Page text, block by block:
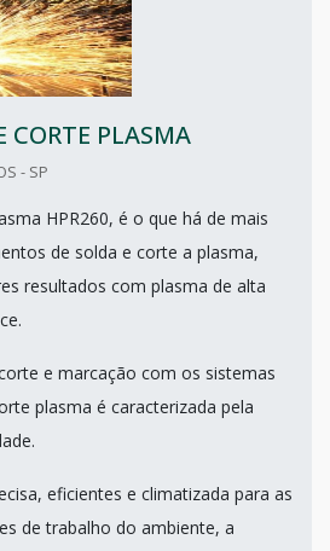
CORTE PLASMA
- SP
HPR260, é o que há de mais
de solda e corte a plasma,
resultados com plasma de alta
e marcação com os sistemas
plasma é caracterizada pela
eficientes e climatizada para as
de trabalho do ambiente, a